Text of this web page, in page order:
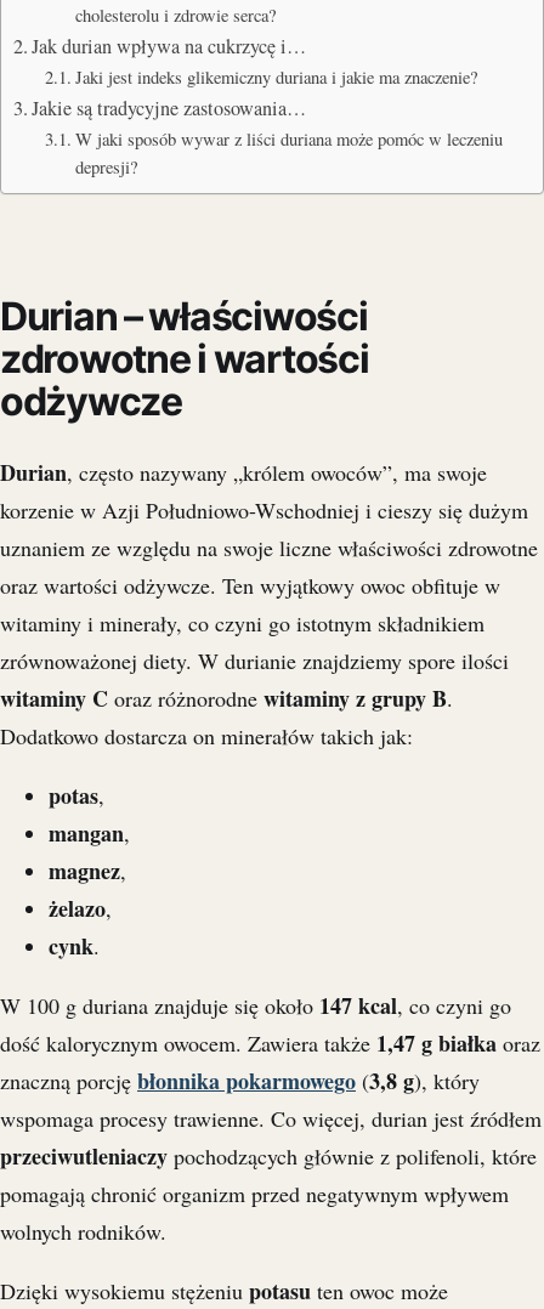
cholesterolu i zdrowie serca?
Jak durian wpływa na cukrzycę i…
Jaki jest indeks glikemiczny duriana i jakie ma znaczenie?
Jakie są tradycyjne zastosowania…
W jaki sposób wywar z liści duriana może pomóc w leczeniu
depresji?
Durian – właściwości
zdrowotne i wartości
odżywcze
Durian, często nazywany „królem owoców”, ma swoje
korzenie w Azji Południowo-Wschodniej i cieszy się dużym
uznaniem ze względu na swoje liczne właściwości zdrowotne
oraz wartości odżywcze. Ten wyjątkowy owoc obfituje w
witaminy i minerały, co czyni go istotnym składnikiem
zrównoważonej diety. W durianie znajdziemy spore ilości
witaminy C oraz różnorodne witaminy z grupy B.
Dodatkowo dostarcza on minerałów takich jak:
potas,
mangan,
magnez,
żelazo,
cynk.
W 100 g duriana znajduje się około 147 kcal, co czyni go
dość kalorycznym owocem. Zawiera także 1,47 g białka oraz
znaczną porcję błonnika pokarmowego (3,8 g), który
wspomaga procesy trawienne. Co więcej, durian jest źródłem
przeciwutleniaczy pochodzących głównie z polifenoli, które
pomagają chronić organizm przed negatywnym wpływem
wolnych rodników.
Dzięki wysokiemu stężeniu potasu ten owoc może